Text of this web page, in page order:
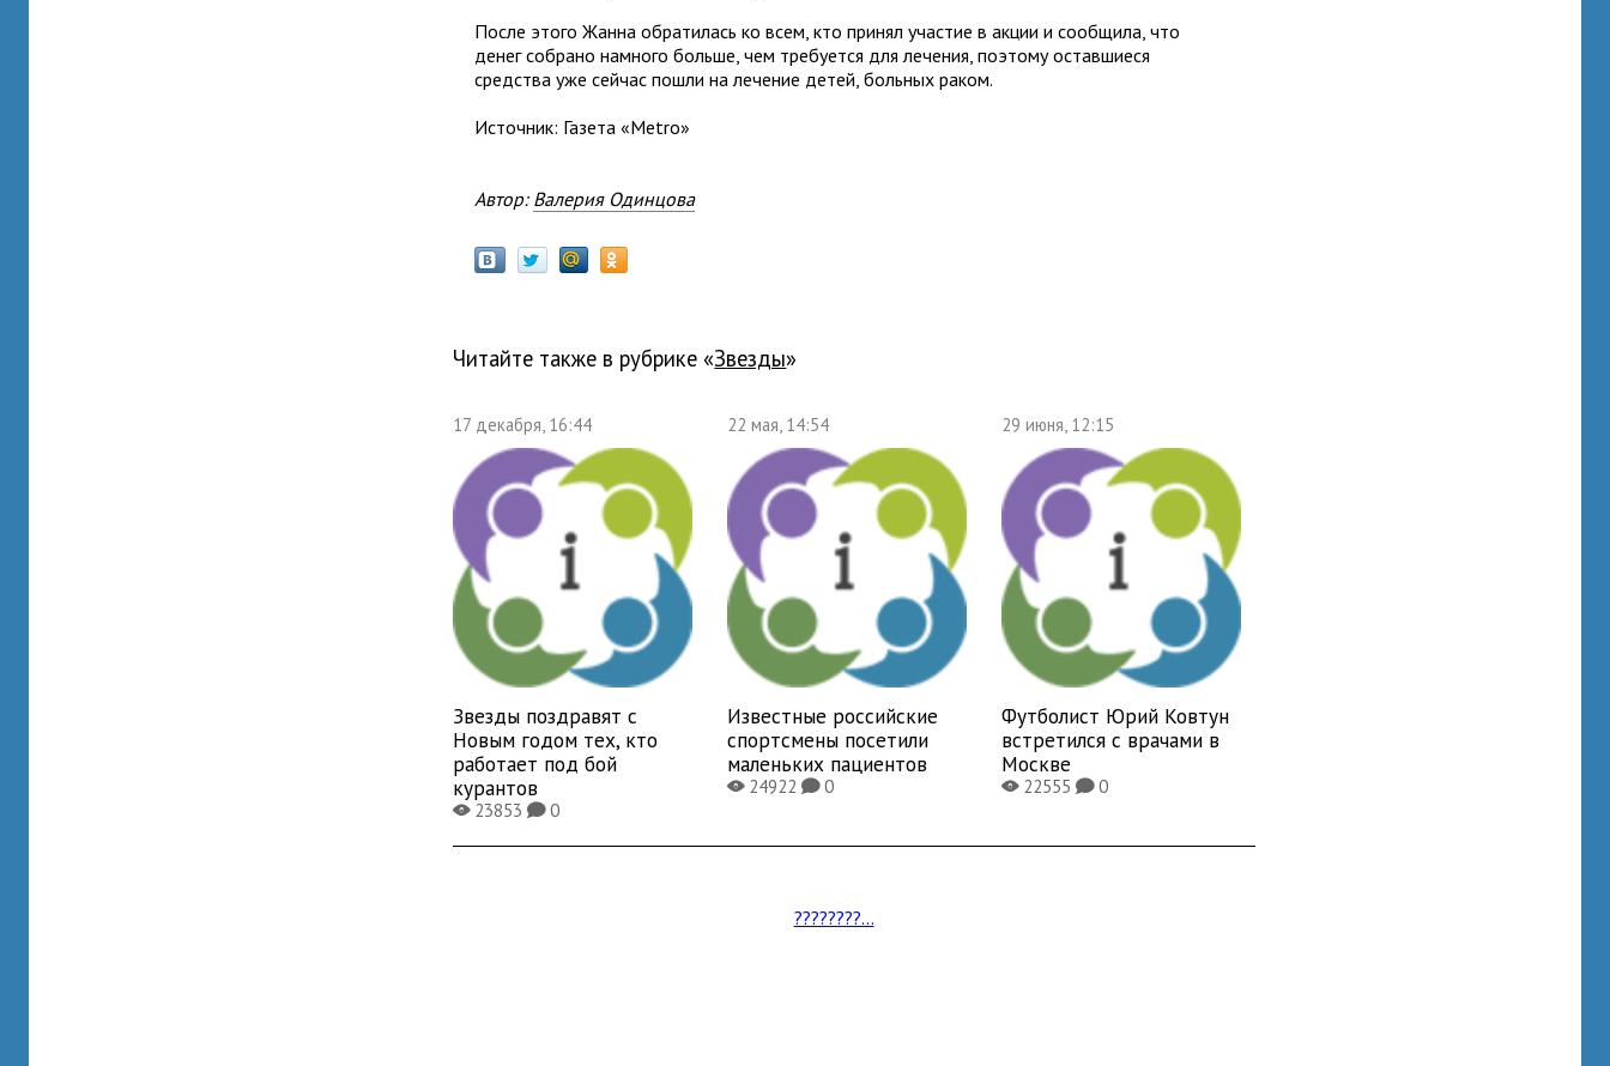
После этого Жанна обратилась ко всем, кто принял участие в акции и сообщила, что
денег собрано намного больше, чем требуется для лечения, поэтому оставшиеся
средства уже сейчас пошли на лечение детей, больных раком.
Источник: Газета «Меtro»
Автор: Валерия Одинцова
Читайте также в рубрике « звезды»
17 декабря, 16:44
Звезды поздравят с
Новым годом тех, кто
работает под бой
курантов
X23853K0
22 мая, 14:54
Известные российские
спортсмены посетили
маленьких пациентов
X24922K0
29 июня, 12:15
Футболист Юрий Ковтун
встретился с врачами в
Москве
X22555K0
????????...